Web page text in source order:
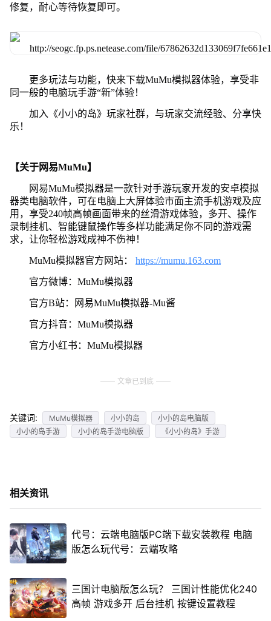
修复，耐心等待恢复即可。
更多玩法与功能，快来下载MuMu模拟器体验，享受非
同一般的电脑玩手游“新”体验！
加入《小小的岛》玩家社群，与玩家交流经验、分享快
乐！
【关于网易MuMu】
网易MuMu模拟器是一款针对手游玩家开发的安卓模拟
器类电脑软件，可在电脑上大屏体验市面主流手机游戏及应
用，享受240帧高帧画面带来的丝滑游戏体验，多开、操作
录制挂机、智能键鼠操作等多样功能满足你不同的游戏需
求，让你轻松游戏成神不伤神！
MuMu模拟器官方网站： https://mumu.163.com
官方微博：MuMu模拟器
官方B站：网易MuMu模拟器-Mu酱
官方抖音：MuMu模拟器
官方小红书：MuMu模拟器
文章已到底
关键词: MuMu模拟器 小小的岛
小小的岛电脑版
小小的岛手游
小小的岛手游电脑版 《小小的岛》手游
相关资讯
代号：云端电脑版PC端下载安装教程 电脑
版怎么玩代号：云端攻略
三国计电脑版怎么玩？ 三国计性能优化240
高帧 游戏多开 后台挂机 按键设置教程